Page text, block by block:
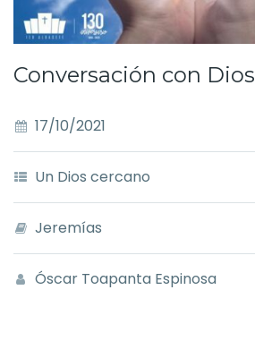
Conversación con Dios
17/10/2021
Un Dios cercano
Jeremías
Óscar Toapanta Espinosa